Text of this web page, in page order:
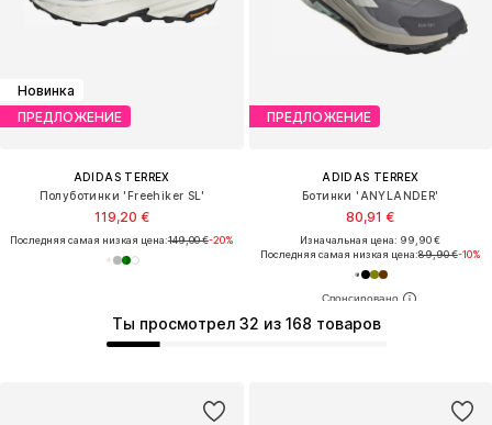
Новинка
ПРЕДЛОЖЕНИЕ
ADIDAS TERREX
Полуботинки 'Freehiker SL'
119,20 €
Последняя самая низкая цена:149,00 €-20%
ПРЕДЛОЖЕНИЕ
ADIDAS TERREX
Ботинки 'ANYLANDER'
80,91 €
Изначальная цена: 99,90 €
Последняя самая низкая цена:89,90 €-10%
Ты просмотрел 32 из 168 товаров